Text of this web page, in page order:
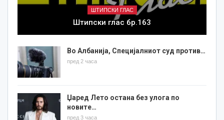
ШТИПСКИ ГЛАС
Штипски глас бр.163
Во Албанија, Специјалниот суд против…
пред 2 часа
Џаред Лето остана без улога по
новите…
пред 3 часа